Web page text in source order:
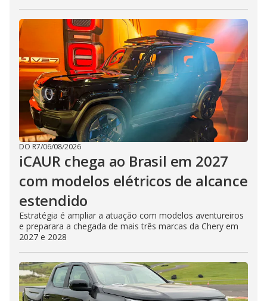
DO R7/06/08/2026
iCAUR chega ao Brasil em 2027
com modelos elétricos de alcance
estendido
Estratégia é ampliar a atuação com modelos aventureiros
e preparara a chegada de mais três marcas da Chery em
2027 e 2028